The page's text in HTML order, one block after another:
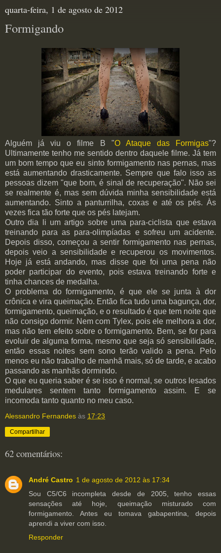
quarta-feira, 1 de agosto de 2012
Formigando
Alguém já viu o filme B "O Ataque das Formigas"?
Ultimamente tenho me sentido dentro daquele filme. Já tem
um bom tempo que eu sinto formigamento nas pernas, mas
está aumentando drasticamente. Sempre que falo isso as
pessoas dizem "que bom, é sinal de recuperação". Não sei
se realmente é, mas sem dúvida minha sensibilidade está
aumentando. Sinto a panturrilha, coxas e até os pés. Às
vezes fica tão forte que os pés latejam.
Outro dia li um artigo sobre uma para-ciclista que estava
treinando para as para-olimpíadas e sofreu um acidente.
Depois disso, começou a sentir formigamento nas pernas,
depois veio a sensibilidade e recuperou os movimentos.
Hoje já está andando, mas disse que foi uma pena não
poder participar do evento, pois estava treinando forte e
tinha chances de medalha.
O problema do formigamento, é que ele se junta à dor
crônica e vira queimação. Então fica tudo uma bagunça, dor,
formigamento, queimação, e o resultado é que tem noite que
não consigo dormir. Nem com Tylex, pois ele melhora a dor,
mas não tem efeito sobre o formigamento. Bem, se for para
evoluir de alguma forma, mesmo que seja só sensibilidade,
então essas noites sem sono terão valido a pena. Pelo
menos eu não trabalho de manhã mais, só de tarde, e acabo
passando as manhãs dormindo.
O que eu queria saber é se isso é normal, se outros lesados
medulares sentem tanto formigamento assim. E se
incomoda tanto quanto no meu caso.
Alessandro Fernandes às 17:23
Compartilhar
62 comentários:
André Castro 1 de agosto de 2012 às 17:34
Sou C5/C6 incompleta desde de 2005, tenho essas
sensações até hoje, queimação misturado com
formigamento. Antes eu tomava gabapentina, depois
aprendi a viver com isso.
Responder